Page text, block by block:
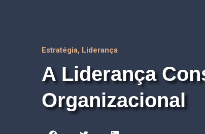
Estratégia, Liderança
A Liderança
Organizacional